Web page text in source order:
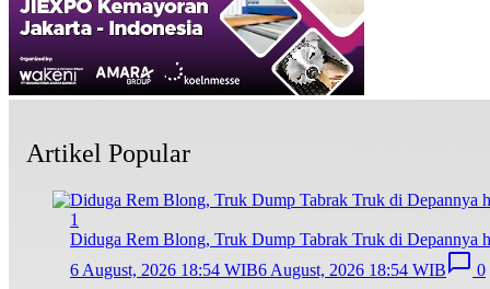
Artikel Popular
1
Diduga Rem Blong, Truk Dump Tabrak Truk di Depannya
6 August, 2026 18:54 WIB6 August, 2026 18:54 WIB 0